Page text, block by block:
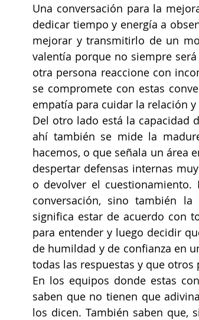
Una conversación para la
dedicar tiempo y energía a
mejorar y transmitirlo de un
valentía porque no siempre
otra persona reaccione con
se compromete con estas
empatía para cuidar la relación
Del otro lado está la capacidad
ahí también se mide la
hacemos, o que señala un área
despertar defensas internas
o devolver el
conversación, sino también
significa estar de acuerdo con
para entender y luego decidir
de humildad y de confianza en
todas las respuestas y que
En los equipos donde estas
saben que no tienen que
los dicen. También saben que,